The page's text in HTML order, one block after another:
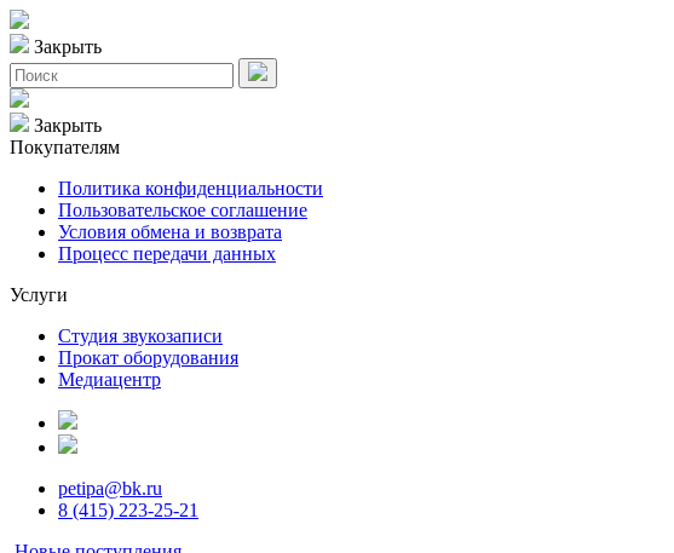
Закрыть
Закрыть
Покупателям
Политика конфиденциальности
Пользовательское соглашение
Условия обмена и возврата
Процесс передачи данных
Услуги
Студия звукозаписи
Прокат оборудования
Медиацентр
petipa@bk.ru
8 (415) 223-25-21